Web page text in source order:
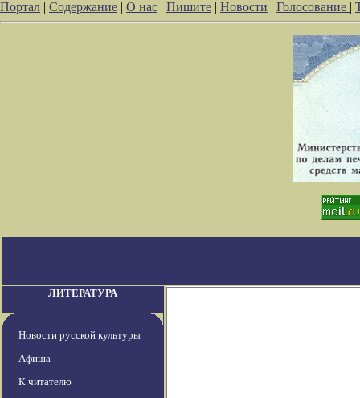
Портал | Содержание | О нас | Пишите | Новости | Голосование |
ЛИТЕРАТУРА
Новости русской культуры
Афиша
К читателю